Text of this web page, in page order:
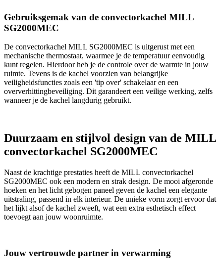
Gebruiksgemak van de convectorkachel MILL
SG2000MEC
De convectorkachel MILL SG2000MEC is uitgerust met een
mechanische thermostaat, waarmee je de temperatuur eenvoudig
kunt regelen. Hierdoor heb je de controle over de warmte in jouw
ruimte. Tevens is de kachel voorzien van belangrijke
veiligheidsfuncties zoals een 'tip over' schakelaar en een
oververhittingbeveiliging. Dit garandeert een veilige werking, zelfs
wanneer je de kachel langdurig gebruikt.
Duurzaam en stijlvol design van de MILL
convectorkachel SG2000MEC
Naast de krachtige prestaties heeft de MILL convectorkachel
SG2000MEC ook een modern en strak design. De mooi afgeronde
hoeken en het licht gebogen paneel geven de kachel een elegante
uitstraling, passend in elk interieur. De unieke vorm zorgt ervoor dat
het lijkt alsof de kachel zweeft, wat een extra esthetisch effect
toevoegt aan jouw woonruimte.
Jouw vertrouwde partner in verwarming